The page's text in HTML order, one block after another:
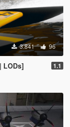
3.841 96
LODs] 1.1